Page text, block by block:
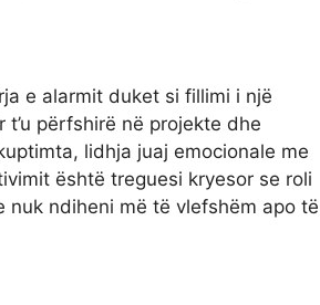
e alarmit duket si fillimi i një
përfshirë në projekte dhe
lidhja juaj emocionale me
është treguesi kryesor se roli
nuk ndiheni më të vlefshëm apo të